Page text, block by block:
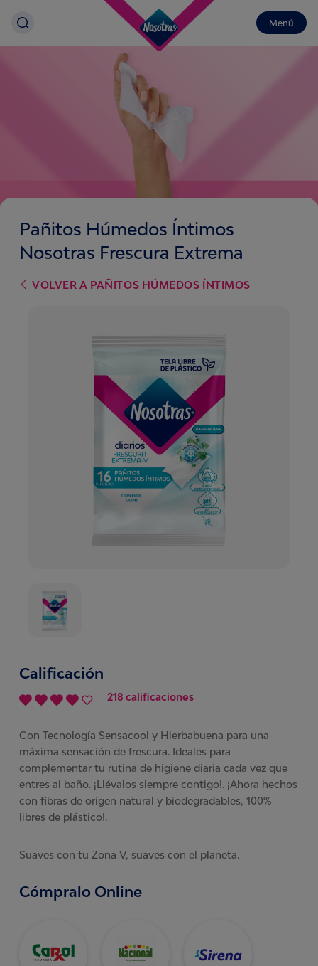
Menú
Pañitos Húmedos Íntimos
Nosotras Frescura Extrema
VOLVER A PAÑITOS HÚMEDOS ÍNTIMOS
Calificación
218 calificaciones
Con Tecnología Sensacool y Hierbabuena para una
máxima sensación de frescura. Ideales para
complementar tu rutina de higiene diaria cada vez que
entres al baño. ¡Llévalos siempre contigo!. ¡Ahora hechos
con fibras de origen natural y biodegradables, 100%
libres de plástico!.
Suaves con tu Zona V, suaves con el planeta.
Cómpralo Online